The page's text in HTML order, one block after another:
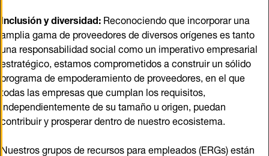
Inclusión y diversidad:Reconociendo que incorporar una
amplia gama de proveedores de diversos orígenes es tanto
una responsabilidad social como un imperativo empresarial
estratégico, estamos comprometidos a construir un sólido
programa de empoderamiento de proveedores, en el que
todas las empresas que cumplan los requisitos,
independientemente de su tamaño u origen, puedan
contribuir y prosperar dentro de nuestro ecosistema.
Nuestros grupos de recursos para empleados (ERGs) están